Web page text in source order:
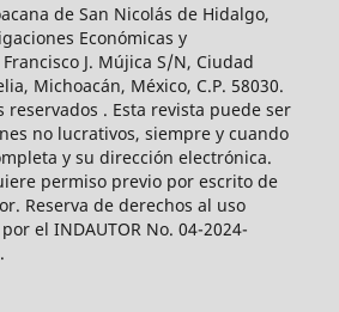
de San Nicolás de Hidalgo,
Económicas y
J. Mújica S/N, Ciudad
Michoacán, México, C.P. 58030.
reservados . Esta revista puede ser
no lucrativos, siempre y cuando
y su dirección electrónica.
permiso previo por escrito de
Reserva de derechos al uso
el INDAUTOR No. 04-2024-